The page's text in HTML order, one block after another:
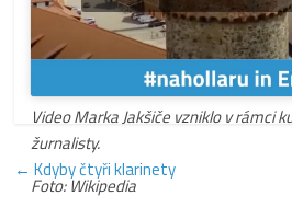
Video Marka Jakšiče vzniklo v rámci
žurnalisty.
Foto: Wikipedia
← Kdyby čtyři klarinety